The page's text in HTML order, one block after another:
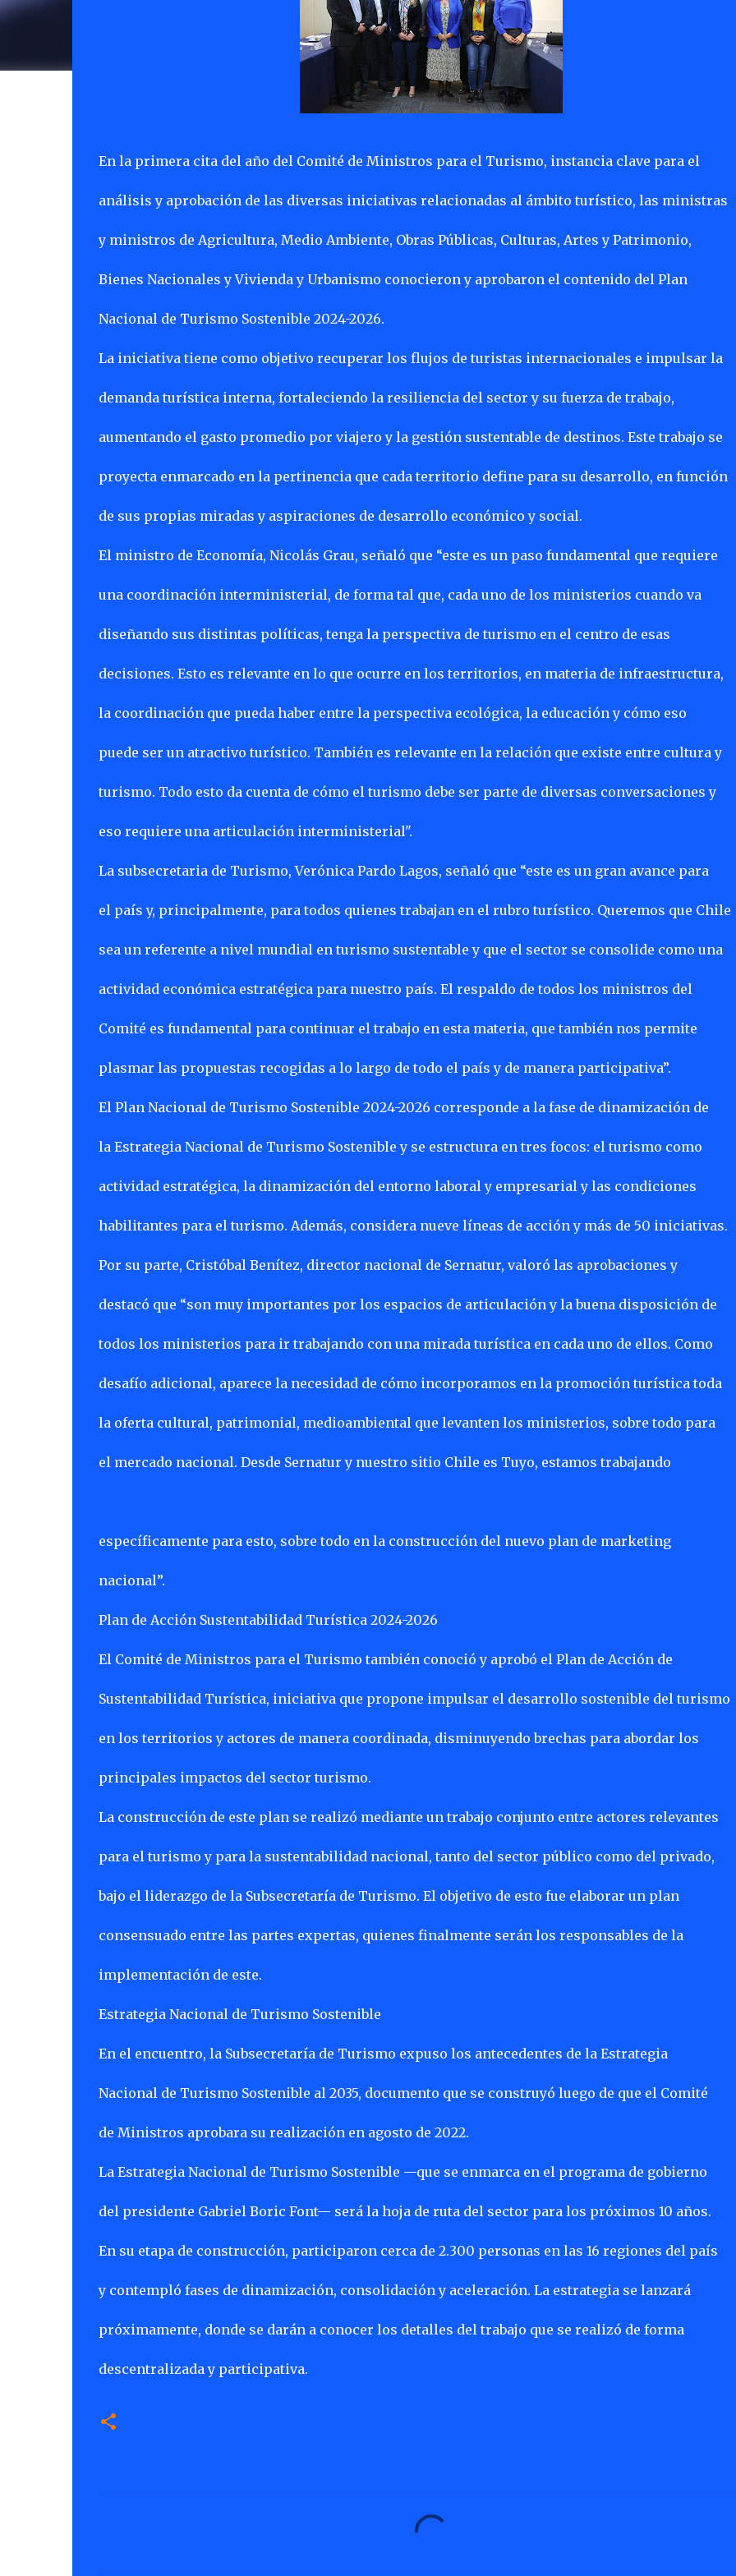
En la primera cita del año del Comité de Ministros para el Turismo, instancia clave para el
análisis y aprobación de las diversas iniciativas relacionadas al ámbito turístico, las ministras
y ministros de Agricultura, Medio Ambiente, Obras Públicas, Culturas, Artes y Patrimonio,
Bienes Nacionales y Vivienda y Urbanismo conocieron y aprobaron el contenido del Plan
Nacional de Turismo Sostenible 2024-2026.
La iniciativa tiene como objetivo recuperar los flujos de turistas internacionales e impulsar la
demanda turística interna, fortaleciendo la resiliencia del sector y su fuerza de trabajo,
aumentando el gasto promedio por viajero y la gestión sustentable de destinos. Este trabajo se
proyecta enmarcado en la pertinencia que cada territorio define para su desarrollo, en función
de sus propias miradas y aspiraciones de desarrollo económico y social.
El ministro de Economía, Nicolás Grau, señaló que “este es un paso fundamental que requiere
una coordinación interministerial, de forma tal que, cada uno de los ministerios cuando va
diseñando sus distintas políticas, tenga la perspectiva de turismo en el centro de esas
decisiones. Esto es relevante en lo que ocurre en los territorios, en materia de infraestructura,
la coordinación que pueda haber entre la perspectiva ecológica, la educación y cómo eso
puede ser un atractivo turístico. También es relevante en la relación que existe entre cultura y
turismo. Todo esto da cuenta de cómo el turismo debe ser parte de diversas conversaciones y
eso requiere una articulación interministerial".
La subsecretaria de Turismo, Verónica Pardo Lagos, señaló que “este es un gran avance para
el país y, principalmente, para todos quienes trabajan en el rubro turístico. Queremos que Chile
sea un referente a nivel mundial en turismo sustentable y que el sector se consolide como una
actividad económica estratégica para nuestro país. El respaldo de todos los ministros del
Comité es fundamental para continuar el trabajo en esta materia, que también nos permite
plasmar las propuestas recogidas a lo largo de todo el país y de manera participativa”.
El Plan Nacional de Turismo Sostenible 2024-2026 corresponde a la fase de dinamización de
la Estrategia Nacional de Turismo Sostenible y se estructura en tres focos: el turismo como
actividad estratégica, la dinamización del entorno laboral y empresarial y las condiciones
habilitantes para el turismo. Además, considera nueve líneas de acción y más de 50 iniciativas.
Por su parte, Cristóbal Benítez, director nacional de Sernatur, valoró las aprobaciones y
destacó que “son muy importantes por los espacios de articulación y la buena disposición de
todos los ministerios para ir trabajando con una mirada turística en cada uno de ellos. Como
desafío adicional, aparece la necesidad de cómo incorporamos en la promoción turística toda
la oferta cultural, patrimonial, medioambiental que levanten los ministerios, sobre todo para
el mercado nacional. Desde Sernatur y nuestro sitio Chile es Tuyo, estamos trabajando
específicamente para esto, sobre todo en la construcción del nuevo plan de marketing
nacional”.
Plan de Acción Sustentabilidad Turística 2024-2026
El Comité de Ministros para el Turismo también conoció y aprobó el Plan de Acción de
Sustentabilidad Turística, iniciativa que propone impulsar el desarrollo sostenible del turismo
en los territorios y actores de manera coordinada, disminuyendo brechas para abordar los
principales impactos del sector turismo.
La construcción de este plan se realizó mediante un trabajo conjunto entre actores relevantes
para el turismo y para la sustentabilidad nacional, tanto del sector público como del privado,
bajo el liderazgo de la Subsecretaría de Turismo. El objetivo de esto fue elaborar un plan
consensuado entre las partes expertas, quienes finalmente serán los responsables de la
implementación de este.
Estrategia Nacional de Turismo Sostenible
En el encuentro, la Subsecretaría de Turismo expuso los antecedentes de la Estrategia
Nacional de Turismo Sostenible al 2035, documento que se construyó luego de que el Comité
de Ministros aprobara su realización en agosto de 2022.
La Estrategia Nacional de Turismo Sostenible —que se enmarca en el programa de gobierno
del presidente Gabriel Boric Font— será la hoja de ruta del sector para los próximos 10 años.
En su etapa de construcción, participaron cerca de 2.300 personas en las 16 regiones del país
y contempló fases de dinamización, consolidación y aceleración. La estrategia se lanzará
próximamente, donde se darán a conocer los detalles del trabajo que se realizó de forma
descentralizada y participativa.